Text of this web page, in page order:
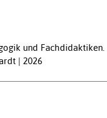
und Fachdidaktiken.
| 2026